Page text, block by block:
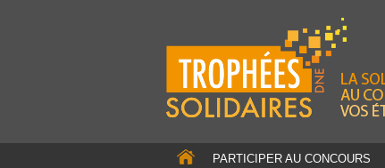
PARTICIPER AU CONCOURS